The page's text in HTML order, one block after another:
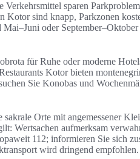
sparen
Kotor sind knapp, Parkzonen
oder
für Ruhe oder moderne
Kotor bieten
Sie Konobas und
Orte mit angemessener
Wertsachen aufmerksam
112; informieren Sie sich
wird dringend empfohlen.